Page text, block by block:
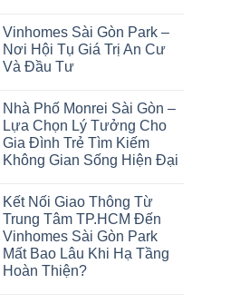
Vinhomes Sài Gòn Park –
Nơi Hội Tụ Giá Trị An Cư
Và Đầu Tư
Nhà Phố Monrei Sài Gòn –
Lựa Chọn Lý Tưởng Cho
Gia Đình Trẻ Tìm Kiếm
Không Gian Sống Hiện Đại
Kết Nối Giao Thông Từ
Trung Tâm TP.HCM Đến
Vinhomes Sài Gòn Park
Mất Bao Lâu Khi Hạ Tầng
Hoàn Thiện?